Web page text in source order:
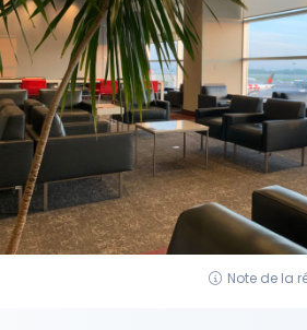
Note de la